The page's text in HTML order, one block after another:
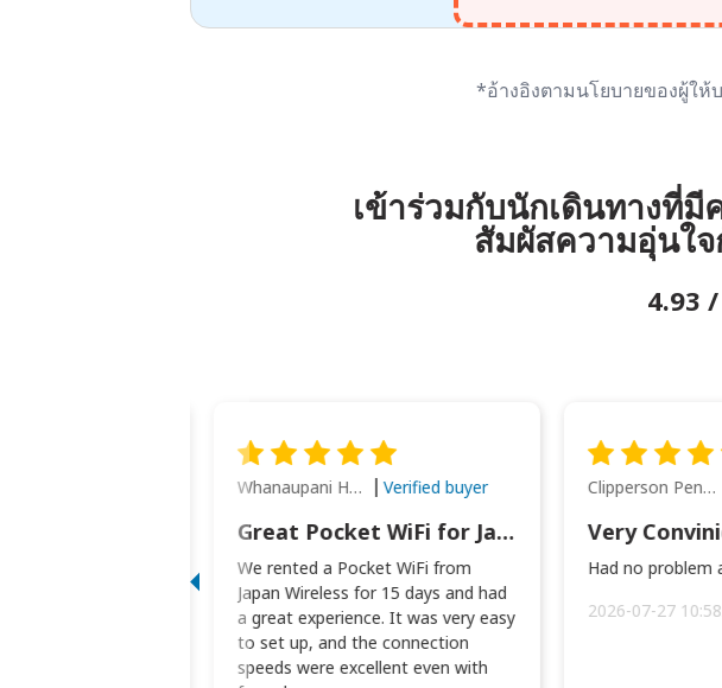
*อ้างอิงตามนโยบายของผู้ให้
เข้าร่วมกับนักเดินทางที่
สัมผัสความอุ่นใ
4.93
Whanaupani Henry Joseph Macown Verified buyer
Great Pocket WiFi for Japan Travel
We rented a Pocket WiFi from
Japan Wireless for 15 days and had
a great experience. It was very easy
to set up, and the connection
speeds were excellent even with
Clipperson Penilla
Very
Had no problem
2026-07-27